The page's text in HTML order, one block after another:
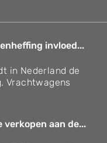
invloed...
in Nederland de
Vrachtwagens
aan de...